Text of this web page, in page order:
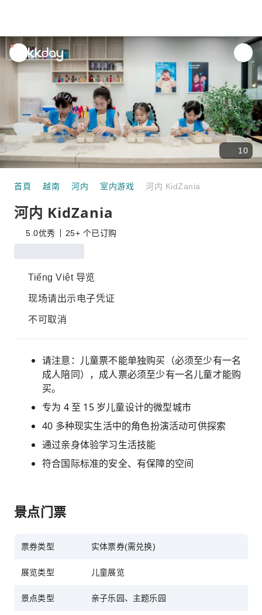
unread
notifications
10
首頁 越南 河内 室内游戏 河内 KidZania
河内 KidZania
5.0优秀 25+ 个已订购
Tiếng Việt 导览
现场请出示电子凭证
不可取消
请注意：儿童票不能单独购买（必须至少有一名
成人陪同），成人票必须至少有一名儿童才能购
买。
专为 4 至 15 岁儿童设计的微型城市
40 多种现实生活中的角色扮演活动可供探索
通过亲身体验学习生活技能
符合国际标准的安全、有保障的空间
景点门票
票券类型 实体票券(需兑换)
展览类型 儿童展览
景点类型 亲子乐园、主题乐园